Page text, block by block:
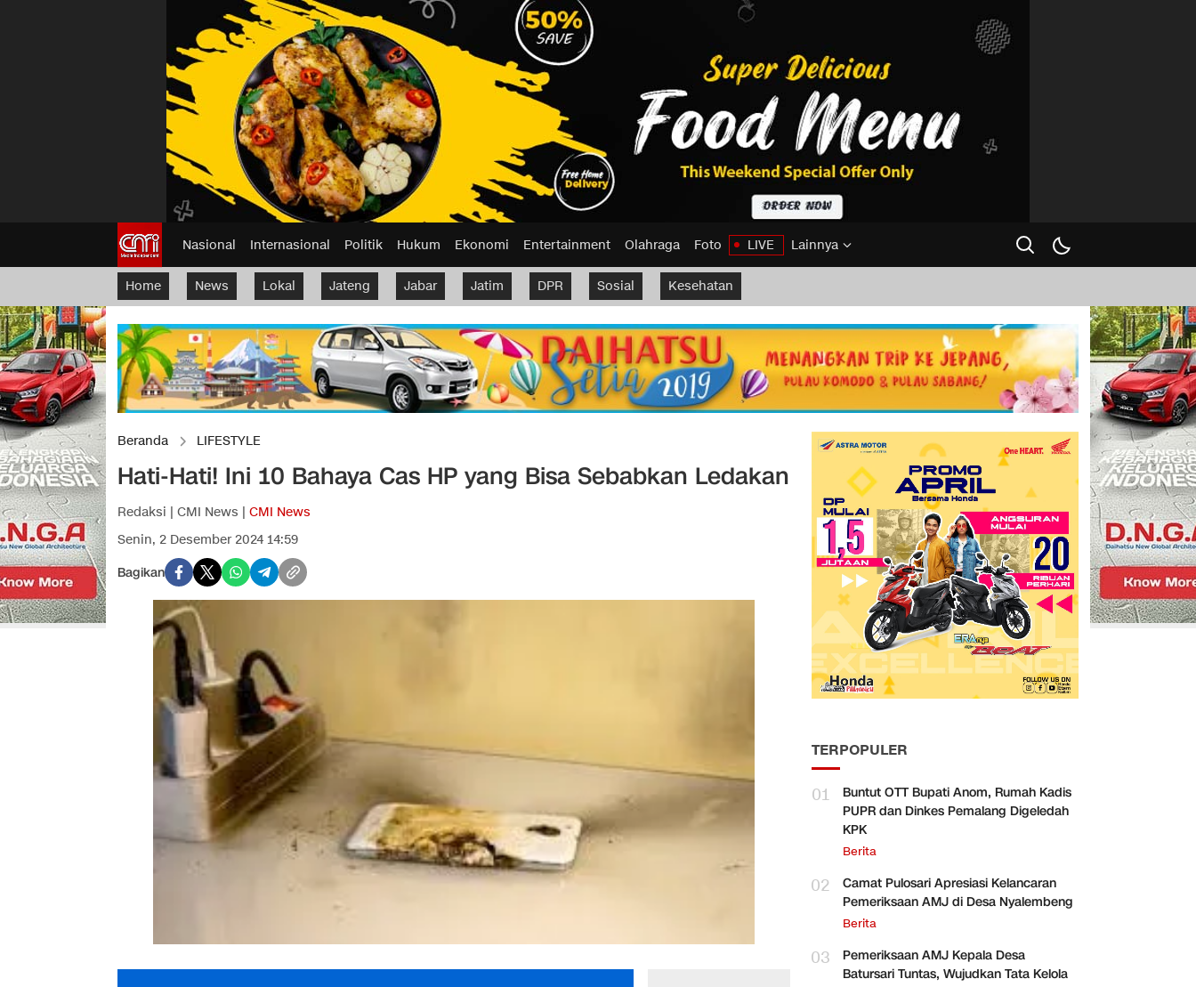
Nasional Internasional Politik Hukum Ekonomi Entertainment Olahraga Foto LIVE Lainnya
Home News Lokal Jateng Jabar Jatim DPR Sosial Kesehatan
Beranda LIFESTYLE
Hati-Hati! Ini 10 Bahaya Cas HP yang Bisa Sebabkan Ledakan
Redaksi | CMI News | CMI News
Senin, 2 Desember 2024 14:59
Bagikan
TERPOPULER
01
Buntut OTT Bupati Anom, Rumah Kadis
PUPR dan Dinkes Pemalang Digeledah
KPK
Berita
02
Camat Pulosari Apresiasi Kelancaran
Pemeriksaan AMJ di Desa Nyalembeng
Berita
03
Pemeriksaan AMJ Kepala Desa
Batursari Tuntas, Wujudkan Tata Kelola